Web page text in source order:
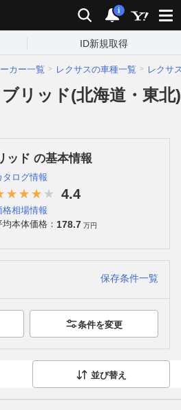
検索 通知
i
ID新規取得
カー一覧 レクサスの車種一覧 レクサ
リッド(北海道・東北)
ッド の基本情報
タログ情報
4.4
格相場情報
均本体価格： 178.7 万円
保存条件一覧
条件を変更
並び替え